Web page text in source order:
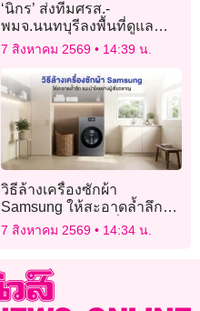
‘นิกร’ ส่งทีมศรส.-
พมจ.นนทบุรีลงพื้นที่ดูแล
เยียวยาผู้รับผลกระทบเหตุก
7 สิงหาคม 2569 14:39 น.
วิธีล้างเครื่องซักผ้า
Samsung ให้สะอาดล้ำลึก
แนะนำโดยช่างผู้เชี่ยวชาญ
7 สิงหาคม 2569 14:34 น.